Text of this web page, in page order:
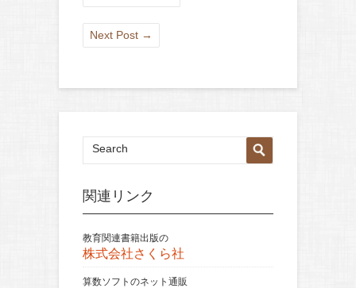
Next Post →
関連リンク
教育関連書籍出版の
株式会社さくら社
算数ソフトのネット通販